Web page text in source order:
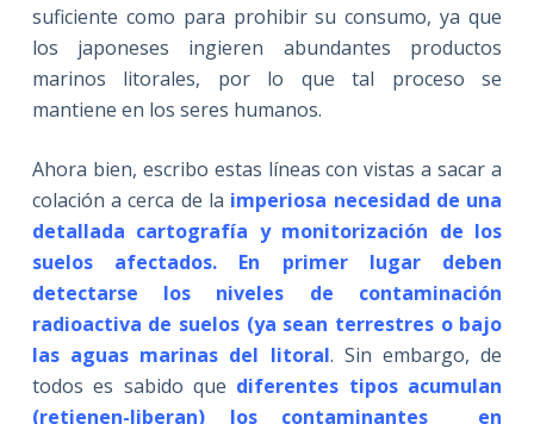
suficiente como para prohibir su consumo, ya que
los japoneses ingieren abundantes productos
marinos litorales, por lo que tal proceso se
mantiene en los seres humanos.
Ahora bien, escribo estas líneas con vistas a sacar a
colación a cerca de la imperiosa necesidad de una
detallada cartografía y monitorización de los
suelos afectados. En primer lugar deben
detectarse los niveles de contaminación
radioactiva de suelos (ya sean terrestres o bajo
las aguas marinas del litoral. Sin embargo, de
todos es sabido que diferentes tipos acumulan
(retienen-liberan) los contaminantes en